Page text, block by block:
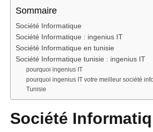
Sommaire
Société Informatique
Société Informatique : ingenius IT
Société Informatique en tunisie
Société Informatique tunisie : ingenius IT
pourquoi ingenius IT
pourquoi ingenius IT votre meilleur société
Tunisie
Société